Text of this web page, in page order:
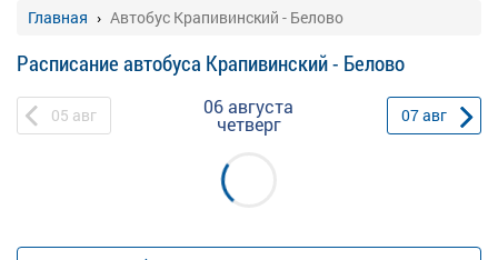
Главная Автобус Крапивинский - Белово
Расписание автобуса Крапивинский - Белово
05 авг 06 августа
четверг 07авг